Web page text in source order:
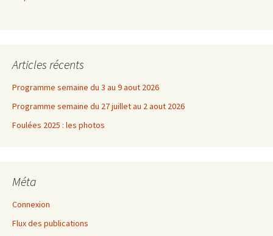
Articles récents
Programme semaine du 3 au 9 aout 2026
Programme semaine du 27 juillet au 2 aout 2026
Foulées 2025 : les photos
Méta
Connexion
Flux des publications